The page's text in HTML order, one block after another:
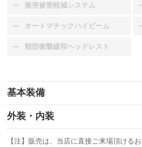
衝突被害軽減システム
：装備なし
オートマチックハイビーム
：装備なし
頸部衝撃緩和ヘッドレスト
：装備なし
基本装備
エアバッグ：運転席/助手席
：装備あり
：装備なし
外装・内装
カーナビ：メモリーナビ他
：装備あり
【注】販売は、当店に直接ご来場頂ける